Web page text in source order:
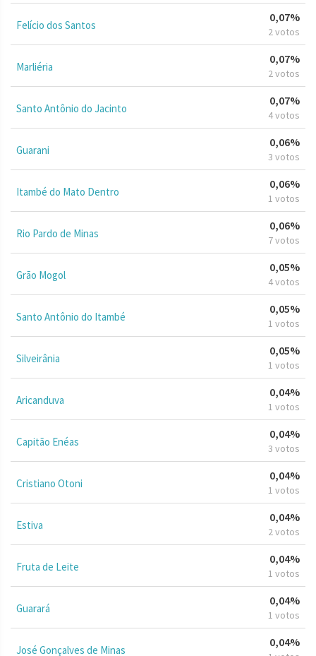
Felício dos Santos
0,07%
2 votos
Marliéria
0,07%
2 votos
Santo Antônio do Jacinto
0,07%
4 votos
Guarani
0,06%
3 votos
Itambé do Mato Dentro
0,06%
1 votos
Rio Pardo de Minas
0,06%
7 votos
Grão Mogol
0,05%
4 votos
Santo Antônio do Itambé
0,05%
1 votos
Silveirânia
0,05%
1 votos
Aricanduva
0,04%
1 votos
Capitão Enéas
0,04%
3 votos
Cristiano Otoni
0,04%
1 votos
Estiva
0,04%
2 votos
Fruta de Leite
0,04%
1 votos
Guarará
0,04%
1 votos
José Gonçalves de Minas
0,04%